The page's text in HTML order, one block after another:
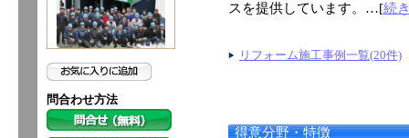
問合わせ方法
スを提供しています。…[続
リフォーム施工事例一覧(20件)
得意分野・特徴